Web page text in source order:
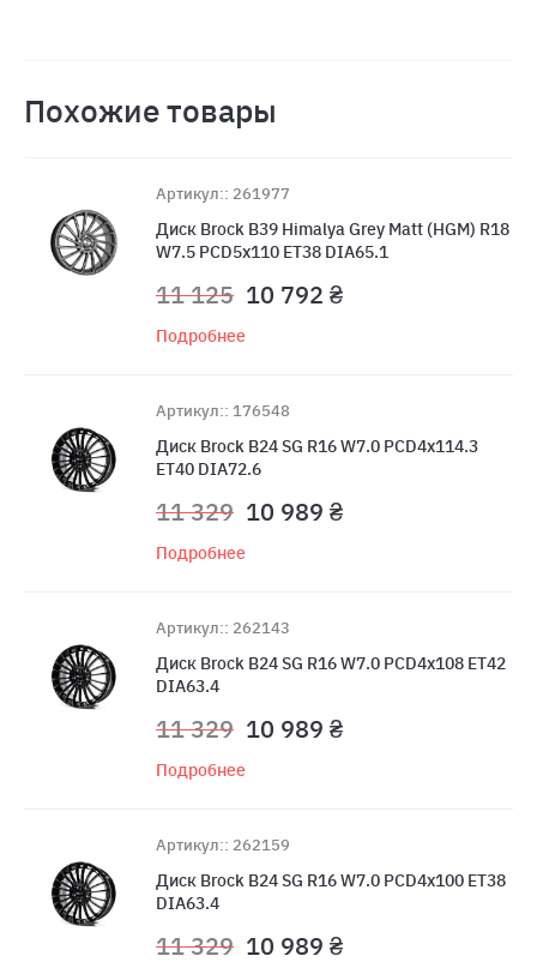
Похожие товары
Артикул:: 261977
Диск Brock B39 Himalya Grey Matt (HGM) R18
W7.5 PCD5x110 ET38 DIA65.1
11 125 10 792 ₴
Подробнее
Артикул:: 176548
Диск Brock B24 SG R16 W7.0 PCD4x114.3
ET40 DIA72.6
11 329 10 989 ₴
Подробнее
Артикул:: 262143
Диск Brock B24 SG R16 W7.0 PCD4x108 ET42
DIA63.4
11 329 10 989 ₴
Подробнее
Артикул:: 262159
Диск Brock B24 SG R16 W7.0 PCD4x100 ET38
DIA63.4
11 329 10 989 ₴